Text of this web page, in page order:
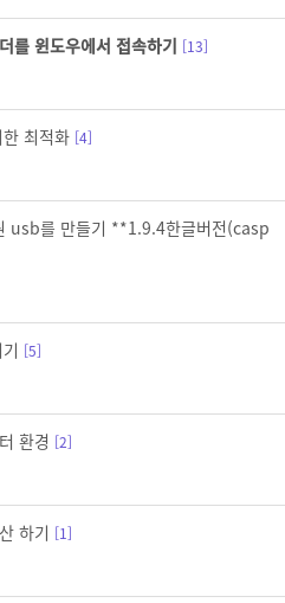
를 윈도우에서 접속하기 [13]
최적화 [4]
usb를 만들기 **1.9.4한글버전(casp
[5]
환경 [2]
하기 [1]